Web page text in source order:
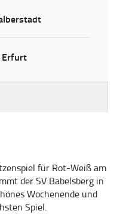
Erfurt
für Rot-Weiß am
der SV Babelsberg in
Wochenende und
Spiel.